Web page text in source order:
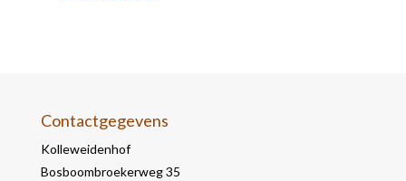
Contactgegevens
Kolleweidenhof
Bosboombroekerweg 35